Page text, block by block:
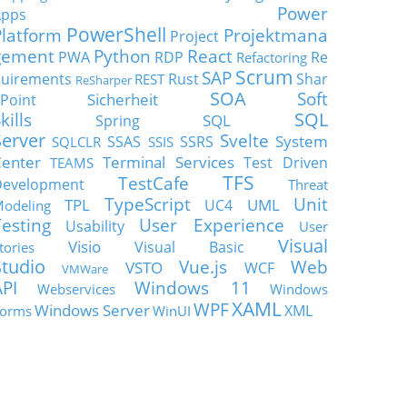
Power
PowerShell Project Projektmana
PWA Python RDP React Refactoring Re
ReSharper REST Rust SAP Scrum Shar
Sicherheit SOA
Soft
Spring SQL
SQL
SQLCLR SSAS SSIS SSRS Svelte System
TEAMS Terminal Services Test Driven
TestCafe TFS
Threat
TPL TypeScript UC4 UML
Unit
Usability User Experience
User
Visio Visual Basic
Visual
VMWare VSTO Vue.js WCF
Web
Webservices Windows 11
Windows
Windows ServerWinUI WPFXAMLXML